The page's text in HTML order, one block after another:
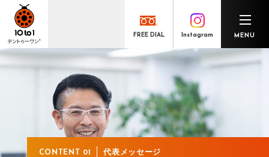
代表メッセージ 価値創出とキャリア形成の好循環
「共創F&B」と「経理BPO」 数字で見るテントゥーワン®
ここがよかったテントゥーワン® よくあるご質問
FREE DIAL Instagram MENU
CONTENT 01 代表メッセージ